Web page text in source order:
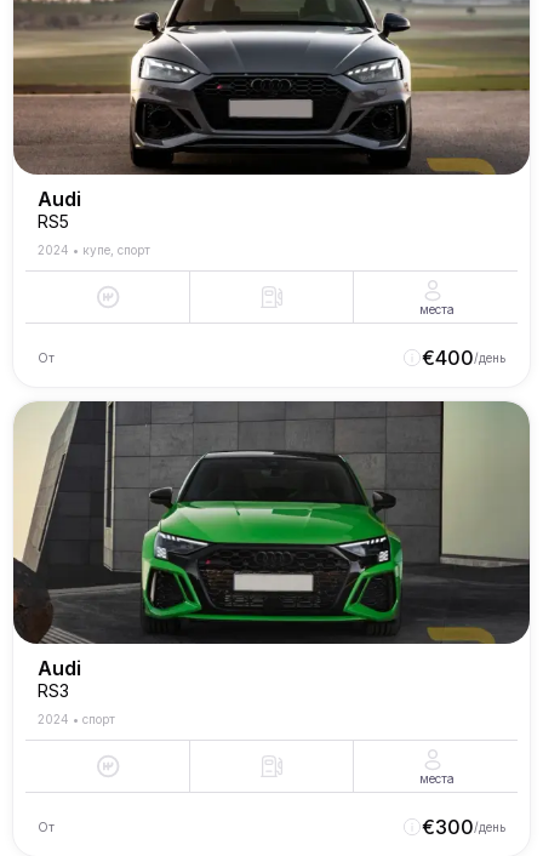
Audi
RS5
2024 • купе, спорт
места
От €400/день
Audi
RS3
2024 • спорт
места
От €300/день